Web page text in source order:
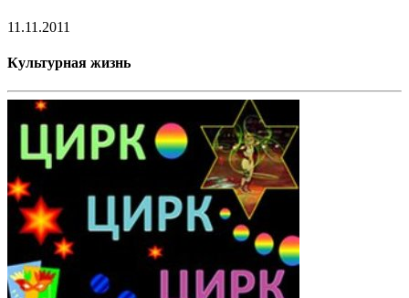
11.11.2011
Культурная жизнь